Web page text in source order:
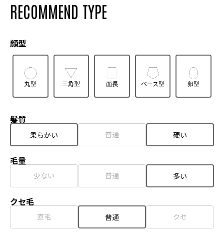
RECOMMEND TYPE
顔型
丸型 三角型 面長 ベース型 卵型
髪質
柔らかい 普通 硬い
毛量
少ない 普通 多い
クセ毛
直毛 普通 クセ